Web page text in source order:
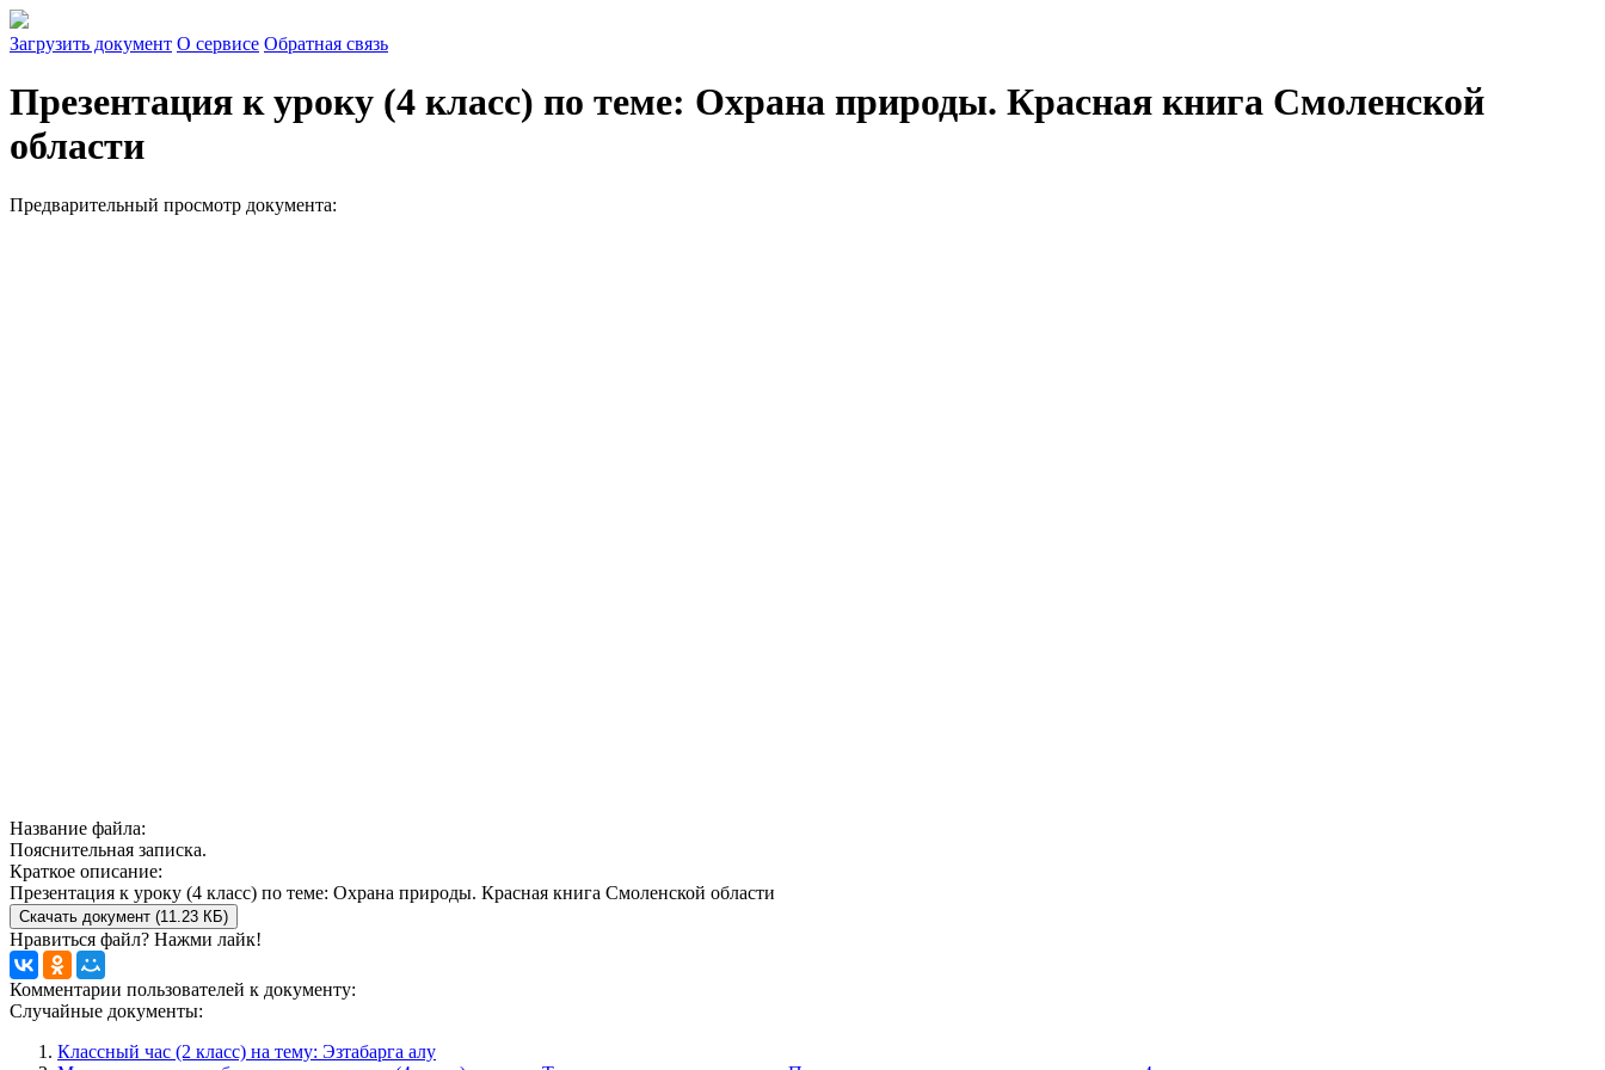
Загрузить документ О сервисе Обратная связь
Презентация к уроку (4 класс) по теме: Охрана природы. Красная книга Смоленской
области
Предварительный просмотр документа:
Название файла:
Пояснительная записка.
Краткое описание:
Презентация к уроку (4 класс) по теме: Охрана природы. Красная книга Смоленской области
Скачать документ (11.23 КБ)
Нравиться файл? Нажми лайк!
Комментарии пользователей к документу:
Случайные документы:
Классный час (2 класс) на тему: Эзтабарга алу